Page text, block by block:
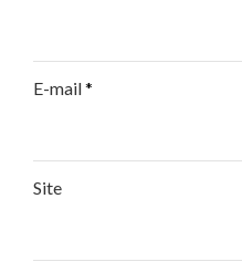
E-mail*
Site